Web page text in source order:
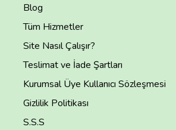
Blog
Tüm Hizmetler
Site Nasıl Çalışır?
Teslimat ve İade Şartları
Kurumsal Üye Kullanıcı Sözleşmesi
Gizlilik Politikası
S.S.S